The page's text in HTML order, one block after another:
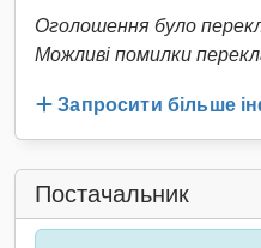
Оголошення було
Можливі помилки
Запросити більше
Постачальник